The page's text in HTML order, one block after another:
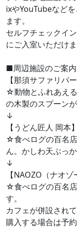
ixやYouTubeなど
ます。
セルフチェックイ
にご入室いただけま
■周辺施設のご案内
【那須サファリパー
☆動物とふれあえ
の木製のスプーン
↓
【うどん匠人 岡本】
☆食べログの百名
ん。かしわ天ぶっ
↓
【NAOZO（ナオゾ
☆食べログの百名
す。
カフェが併設され
購入する場合は予約